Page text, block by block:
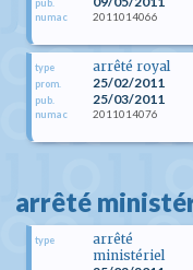
pub.
numac 2011014066
type arrêté royal
prom. 25/02/2011
pub. 25/03/2011
numac 2011014076
arrêté
type
arrêté
ministériel